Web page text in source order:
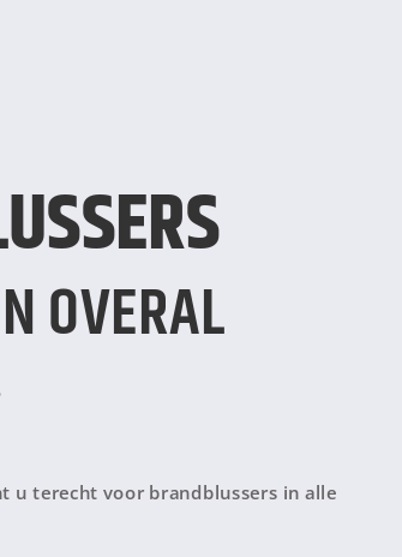
OVERAL
u terecht voor brandblussers in alle